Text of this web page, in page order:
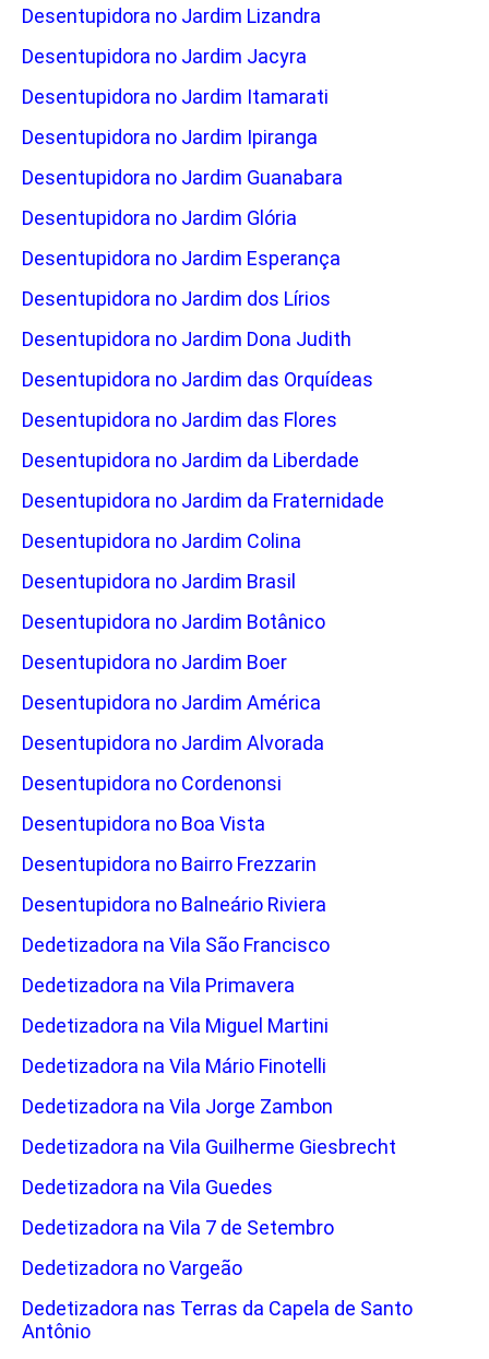
Desentupidora no Jardim Lizandra
Desentupidora no Jardim Jacyra
Desentupidora no Jardim Itamarati
Desentupidora no Jardim Ipiranga
Desentupidora no Jardim Guanabara
Desentupidora no Jardim Glória
Desentupidora no Jardim Esperança
Desentupidora no Jardim dos Lírios
Desentupidora no Jardim Dona Judith
Desentupidora no Jardim das Orquídeas
Desentupidora no Jardim das Flores
Desentupidora no Jardim da Liberdade
Desentupidora no Jardim da Fraternidade
Desentupidora no Jardim Colina
Desentupidora no Jardim Brasil
Desentupidora no Jardim Botânico
Desentupidora no Jardim Boer
Desentupidora no Jardim América
Desentupidora no Jardim Alvorada
Desentupidora no Cordenonsi
Desentupidora no Boa Vista
Desentupidora no Bairro Frezzarin
Desentupidora no Balneário Riviera
Dedetizadora na Vila São Francisco
Dedetizadora na Vila Primavera
Dedetizadora na Vila Miguel Martini
Dedetizadora na Vila Mário Finotelli
Dedetizadora na Vila Jorge Zambon
Dedetizadora na Vila Guilherme Giesbrecht
Dedetizadora na Vila Guedes
Dedetizadora na Vila 7 de Setembro
Dedetizadora no Vargeão
Dedetizadora nas Terras da Capela de Santo
Antônio